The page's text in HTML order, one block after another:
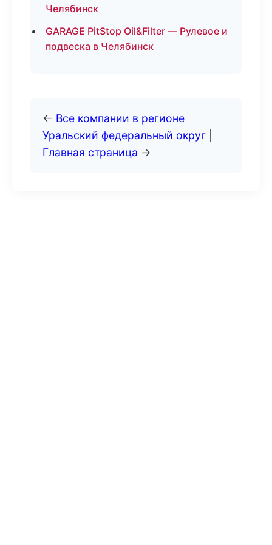
Челябинск
GARAGE PitStop Oil&Filter — Рулевое и
подвеска в Челябинск
← Все компании в регионе
Уральский федеральный округ
Главная страница →